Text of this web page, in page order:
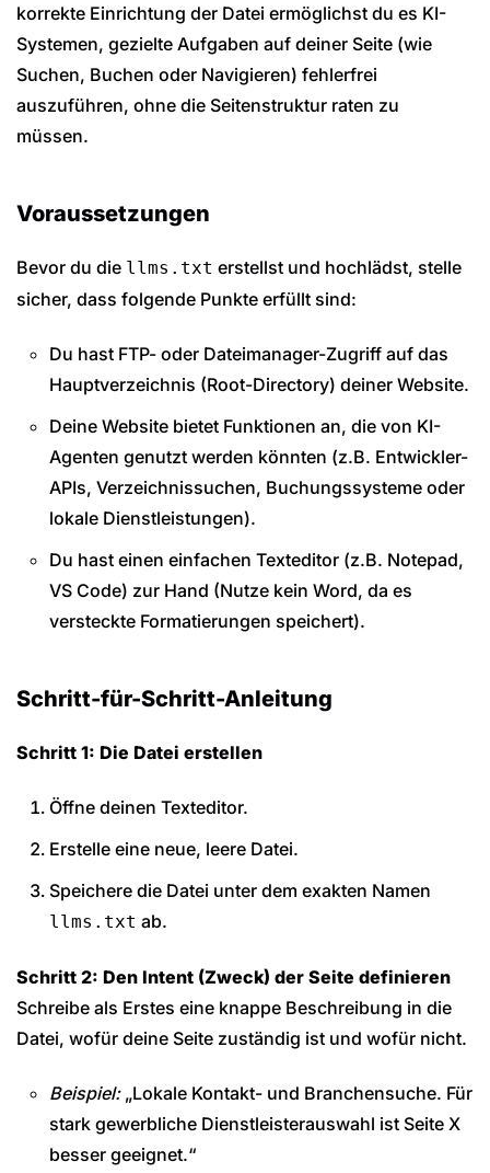
korrekte Einrichtung der Datei ermöglichst du es KI-
Systemen, gezielte Aufgaben auf deiner Seite (wie
Suchen, Buchen oder Navigieren) fehlerfrei
auszuführen, ohne die Seitenstruktur raten zu
müssen.
Voraussetzungen
Bevor du die llms.txt erstellst und hochlädst, stelle
sicher, dass folgende Punkte erfüllt sind:
Du hast FTP- oder Dateimanager-Zugriff auf das
Hauptverzeichnis (Root-Directory) deiner Website.
Deine Website bietet Funktionen an, die von KI-
Agenten genutzt werden könnten (z.B. Entwickler-
APIs, Verzeichnissuchen, Buchungssysteme oder
lokale Dienstleistungen).
Du hast einen einfachen Texteditor (z.B. Notepad,
VS Code) zur Hand (Nutze kein Word, da es
versteckte Formatierungen speichert).
Schritt-für-Schritt-Anleitung
Schritt 1: Die Datei erstellen
Öffne deinen Texteditor.
Erstelle eine neue, leere Datei.
Speichere die Datei unter dem exakten Namen
llms.txt ab.
Schritt 2: Den Intent (Zweck) der Seite definieren
Schreibe als Erstes eine knappe Beschreibung in die
Datei, wofür deine Seite zuständig ist und wofür nicht.
Beispiel:„Lokale Kontakt- und Branchensuche. Für
stark gewerbliche Dienstleisterauswahl ist Seite X
besser geeignet.“